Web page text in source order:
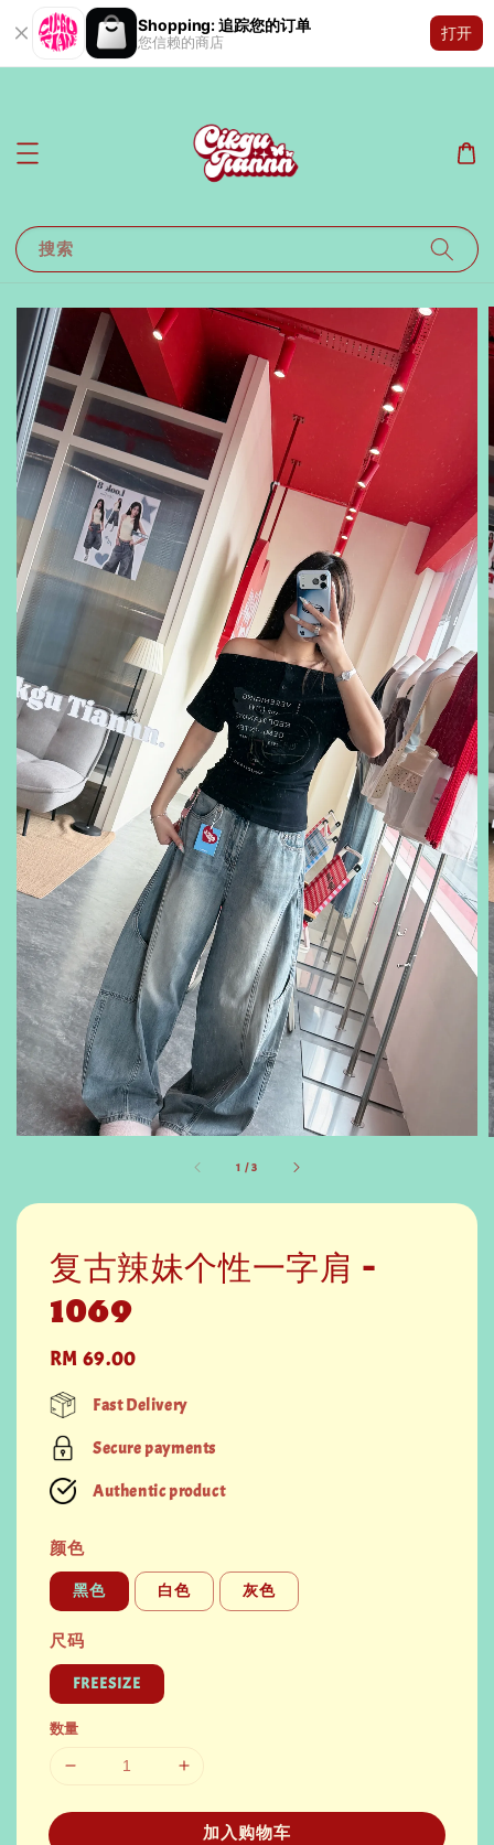
Shopping: 追踪您的订单
您信赖的商店
打开
搜索
1 /3
复古辣妹个性一字肩 -
1069
Regular
price
RM 69.00
Fast Delivery
Secure payments
Authentic product
颜色
黑色 白色 灰色
尺码
FREESIZE
数量
加入购物车